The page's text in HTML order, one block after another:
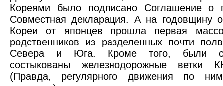
Кореями было подписано Соглашение о
Совместная декларация. А на годовщину
Кореи от японцев прошла первая
родственников из разделенных почти
Севера и Юга. Кроме того, были
состыкованы железнодорожные
(Правда, регулярного движения по